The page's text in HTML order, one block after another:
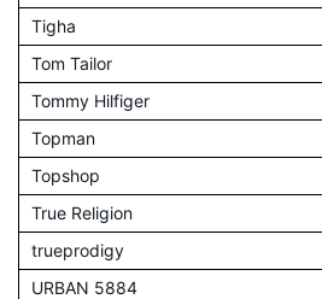
Tigha
Tom Tailor
Tommy Hilfiger
Topman
Topshop
True Religion
trueprodigy
URBAN 5884